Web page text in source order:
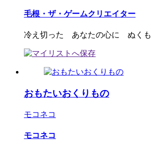
毛根・ザ・ゲームクリエイター
冷え切った あなたの心に ぬく
おもたいおくりもの
モコネコ
モコネコ